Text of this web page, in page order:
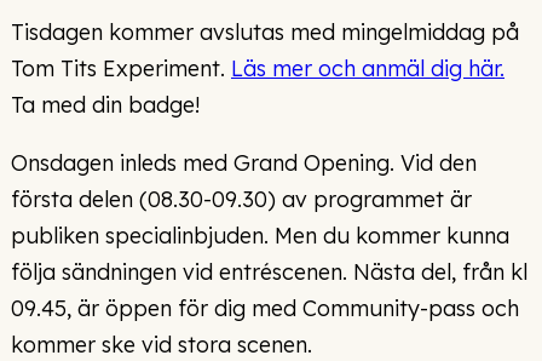
Tisdagen kommer avslutas med mingelmiddag på
Tom Tits Experiment. Läs mer och anmäl dig här.
Ta med din badge!
Onsdagen inleds med Grand Opening. Vid den
första delen (08.30-09.30) av programmet är
publiken specialinbjuden. Men du kommer kunna
följa sändningen vid entréscenen. Nästa del, från kl
09.45, är öppen för dig med Community-pass och
kommer ske vid stora scenen.